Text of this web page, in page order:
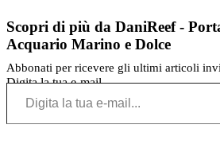
Scopri di più da DaniReef -
Acquario Marino e Dolce
Abbonati per ricevere gli ultimi articoli
Digita la tua e-mail...